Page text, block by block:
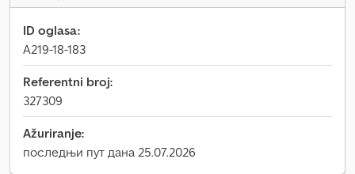
ID oglasa:
A219-18-183
Referentni broj:
327309
Ažuriranje:
последњи пут дана 25.07.2026